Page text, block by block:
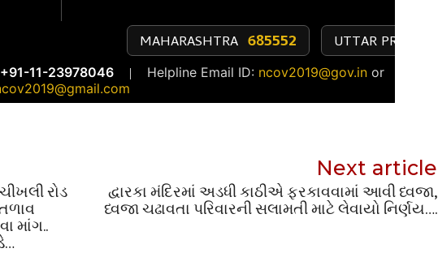
રોડ
માંગ..
Next article
દ્વારકા મંદિરમાં અડધી કાઠીએ ફરકાવવામાં આવી ધ્વજા,
ધ્વજા ચઢાવતા પરિવારની સલામતી માટે લેવાયો નિર્ણય….